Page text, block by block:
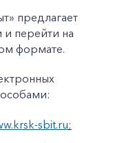
предлагает
и перейти на
формате.
sbit.ru;